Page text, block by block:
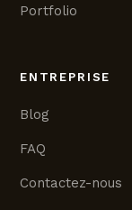
Portfolio
ENTREPRISE
Blog
FAQ
Contactez-nous